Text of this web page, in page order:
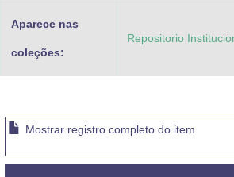
Aparece nas
coleções:
Repositorio
Mostrar registro completo do item